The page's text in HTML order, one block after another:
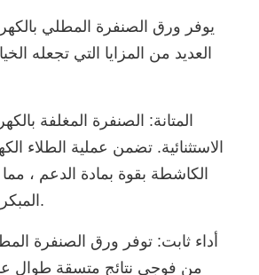
يوفر ورق الصنفرة المطلي
العديد من المزايا التي تجعله
المتانة: الصنفرة المغلفة
الاستثنائية. تضمن عملية الطلاء
الكاشطة بقوة بمادة الدعم ، مما
المبكر أثناء مهام الصنفرة.
أداء ثابت: توفر ورق الصنفرة
من فوجي نتائج متسقة طوال